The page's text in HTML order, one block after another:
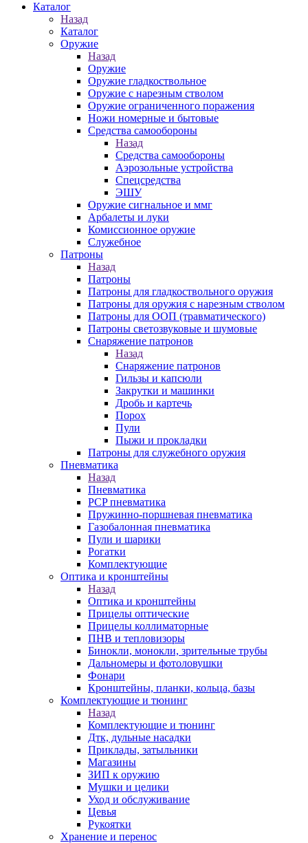
Каталог
Назад
Каталог
Оружие
Назад
Оружие
Оружие гладкоствольное
Оружие с нарезным стволом
Оружие ограниченного поражения
Ножи номерные и бытовые
Средства самообороны
Назад
Средства самообороны
Аэрозольные устройства
Спецсредства
ЭШУ
Оружие сигнальное и ммг
Арбалеты и луки
Комиссионное оружие
Служебное
Патроны
Назад
Патроны
Патроны для гладкоствольного оружия
Патроны для оружия с нарезным стволом
Патроны для ООП (травматического)
Патроны светозвуковые и шумовые
Снаряжение патронов
Назад
Снаряжение патронов
Гильзы и капсюли
Закрутки и машинки
Дробь и картечь
Порох
Пули
Пыжи и прокладки
Патроны для служебного оружия
Пневматика
Назад
Пневматика
PCP пневматика
Пружинно-поршневая пневматика
Газобалонная пневматика
Пули и шарики
Рогатки
Комплектующие
Оптика и кронштейны
Назад
Оптика и кронштейны
Прицелы оптические
Прицелы коллиматорные
ПНВ и тепловизоры
Бинокли, монокли, зрительные трубы
Дальномеры и фотоловушки
Фонари
Кронштейны, планки, кольца, базы
Комплектующие и тюнинг
Назад
Комплектующие и тюнинг
Дтк, дульные насадки
Приклады, затыльники
Магазины
ЗИП к оружию
Мушки и целики
Уход и обслуживание
Цевья
Рукоятки
Хранение и перенос